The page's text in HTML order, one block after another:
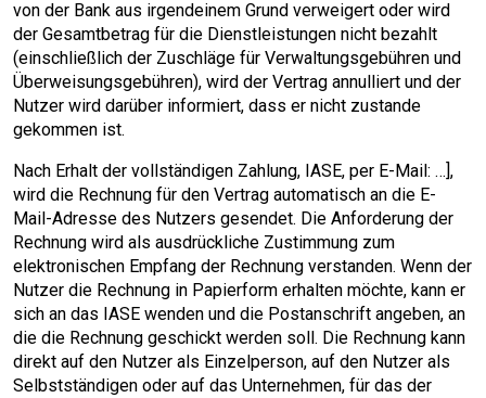
von der Bank aus irgendeinem Grund verweigert oder wird
der Gesamtbetrag für die Dienstleistungen nicht bezahlt
(einschließlich der Zuschläge für Verwaltungsgebühren und
Überweisungsgebühren), wird der Vertrag annulliert und der
Nutzer wird darüber informiert, dass er nicht zustande
gekommen ist.
Nach Erhalt der vollständigen Zahlung, IASE, per E-Mail: …],
wird die Rechnung für den Vertrag automatisch an die E-
Mail-Adresse des Nutzers gesendet. Die Anforderung der
Rechnung wird als ausdrückliche Zustimmung zum
elektronischen Empfang der Rechnung verstanden. Wenn der
Nutzer die Rechnung in Papierform erhalten möchte, kann er
sich an das IASE wenden und die Postanschrift angeben, an
die die Rechnung geschickt werden soll. Die Rechnung kann
direkt auf den Nutzer als Einzelperson, auf den Nutzer als
Selbstständigen oder auf das Unternehmen, für das der